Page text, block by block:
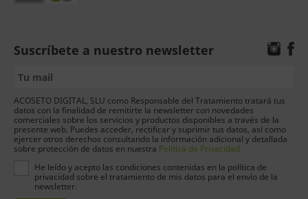
Suscríbete a nuestro newsletter
ACOSETO DIGITAL, SLU como Responsable del Tratamiento tratará tus
datos con la finalidad de remitirte la newsletter con novedades
comerciales sobre los servicios y productos disponibles a través de la
presente web. Puedes acceder, rectificar y suprimir tus datos, así como
ejercer otros derechos consultando la información adicional y detallada
sobre protección de datos en nuestra Política de Privacidad
He leído y acepto las condiciones contenidas en la política de
privacidad sobre el tratamiento de mis datos para el envío de la
newsletter.